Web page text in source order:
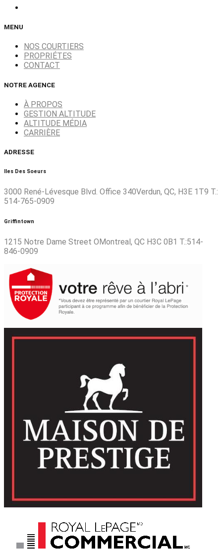
MENU
NOS COURTIERS
PROPRIÉTES
CONTACT
NOTRE AGENCE
À PROPOS
GESTION ALTITUDE
ALTITUDE MÉDIA
CARRIÈRE
ADRESSE
Iles Des Soeurs
3000 René-Lévesque Blvd. Office 340Verdun, QC, H3E 1T9 T.:
514-765-0909
Griffintown
1215 Notre Dame Street OMontreal, QC H3C 0B1 T.:514-
846-0909